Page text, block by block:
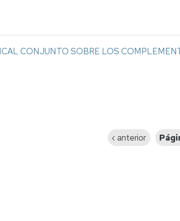
CONJUNTO SOBRE LOS
Página
‹ anterior